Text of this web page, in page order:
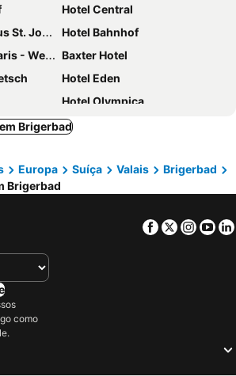
Hotel Central
Jodern
Hotel Bahnhof
& Vintage
Baxter Hotel
Hotel Eden
Hotel Olympica
Hotel du Pont
Hotel Walliserkanne
B&B Hotel Alpenrösli
Brigerbad
Europa Suíça Valais
Brigerbad
Brigerbad
Facebook
Twitter
como